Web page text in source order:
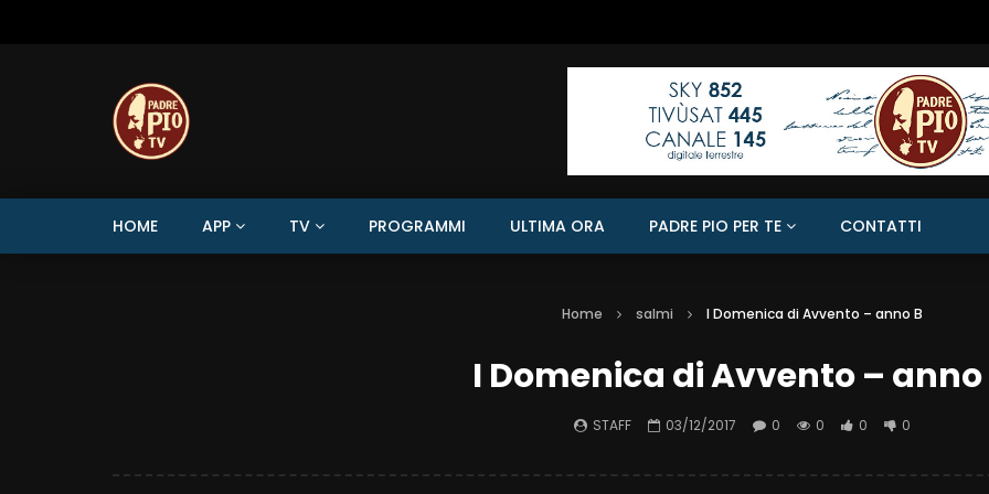
HOME APP TV PROGRAMMI ULTIMA ORA PADRE PIO PER TE CONTATTI
Home salmi I Domenica di Avvento – anno B
I Domenica di Avvento – anno
STAFF 03/12/2017 0 0 0 0